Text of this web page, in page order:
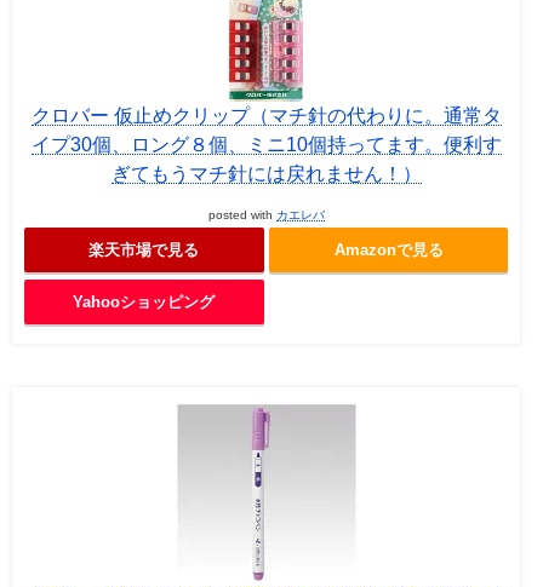
クロバー 仮止めクリップ（マチ針の代わりに。通常タ
イプ30個、ロング８個、ミニ10個持ってます。便利す
ぎてもうマチ針には戻れません！）
posted with カエレバ
楽天市場で見る Amazonで見る
Yahooショッピング